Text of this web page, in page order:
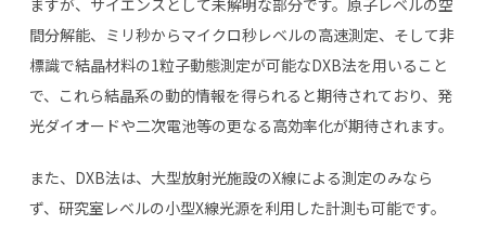
間分解能、ミリ秒からマイクロ秒レベルの高速測定、そして非
標識で結晶材料の1粒子動態測定が可能なDXB法を用いること
で、これら結晶系の動的情報を得られると期待されており、発
光ダイオードや二次電池等の更なる高効率化が期待されます。
また、DXB法は、大型放射光施設のX線による測定のみなら
ず、研究室レベルの小型X線光源を利用した計測も可能です。